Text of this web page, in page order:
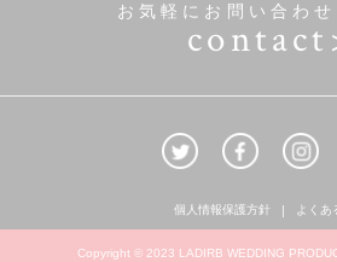
お気軽にお問い合わ
個人情報保護方針 よくあ
Copyright © 2023 LADIRB WEDDING